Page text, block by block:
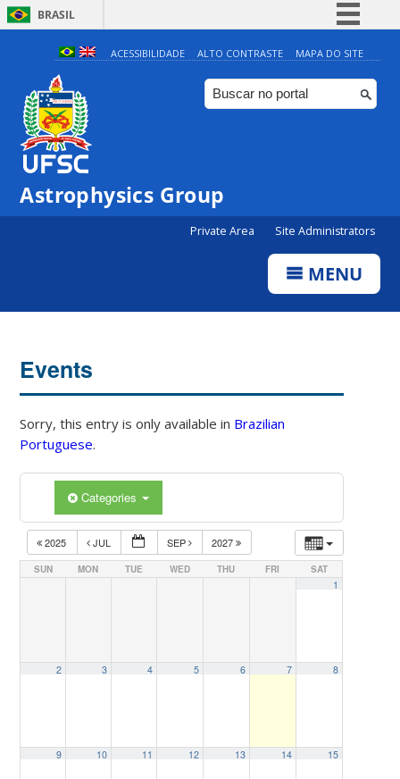
BRASIL
Simplifique!
Comunica BR
Participe
ACESSIBILIDADE ALTO CONTRASTE MAPA DO SITE
Astrophysics Group
Private Area Site Administrators
MENU
Events
Sorry, this entry is only available in Brazilian
Portuguese.
Categories
2025 JUL SEP 2027
SUN MON TUE WED THU FRI SAT
1
2 3 4 5 6 7 8
9 10 11 12 13 14 15